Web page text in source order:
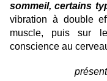
sommeil, certains
vibration à double
muscle, puis sur
conscience au